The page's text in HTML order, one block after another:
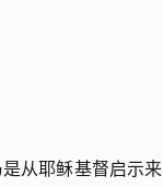
从耶稣基督启示来